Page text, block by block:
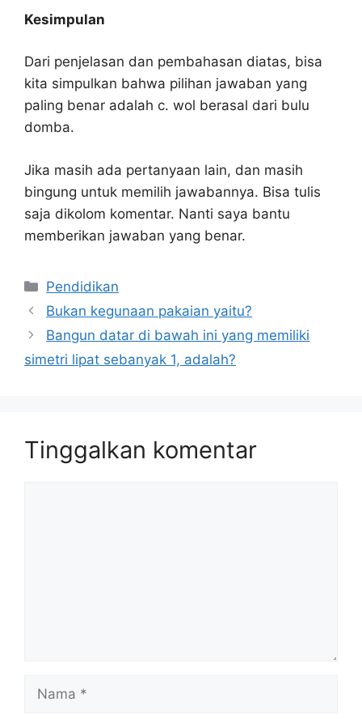
Kesimpulan
Dari penjelasan dan pembahasan diatas, bisa
kita simpulkan bahwa pilihan jawaban yang
paling benar adalah c. wol berasal dari bulu
domba.
Jika masih ada pertanyaan lain, dan masih
bingung untuk memilih jawabannya. Bisa tulis
saja dikolom komentar. Nanti saya bantu
memberikan jawaban yang benar.
Kategori
Pendidikan
Bukan kegunaan pakaian yaitu?
Bangun datar di bawah ini yang memiliki
simetri lipat sebanyak 1, adalah?
Tinggalkan komentar